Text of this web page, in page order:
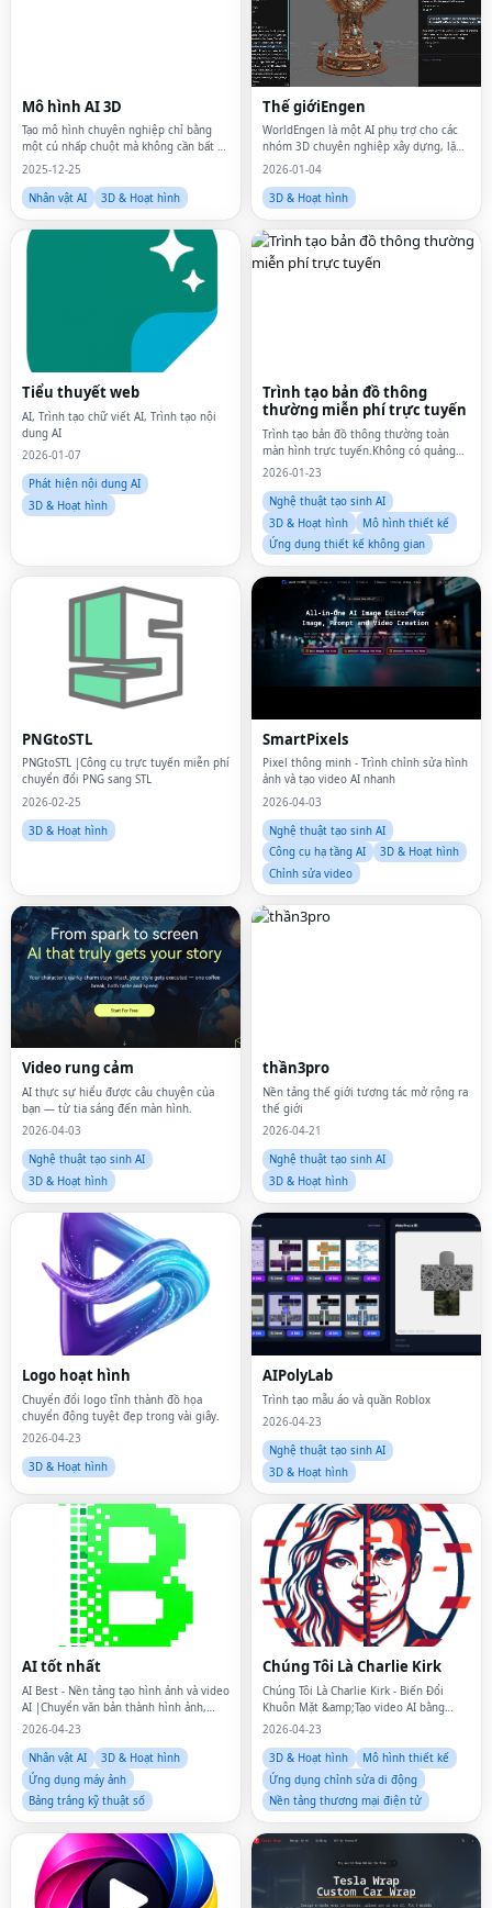
Mô hình AI 3D
Tạo mô hình chuyên nghiệp chỉ bằng
một cú nhấp chuột mà không cần bất kỳ
kỹ năng nào.
2025-12-25
Nhân vật AI
3D & Hoạt hình
Thế giớiEngen
WorldEngen là một AI phụ trợ cho các
nhóm 3D chuyên nghiệp xây dựng, lặp
lại và cung cấp các cảnh 3D đầy đủ chứ
2026-01-04
3D & Hoạt hình
Tiểu thuyết web
AI, Trình tạo chữ viết AI, Trình tạo nội
dung AI
2026-01-07
Phát hiện nội dung AI
3D & Hoạt hình
Trình tạo bản đồ thông
thường miễn phí trực tuyến
Trình tạo bản đồ thông thường toàn
màn hình trực tuyến.Không có quảng
cáo chỉ chảy.
2026-01-23
Nghệ thuật tạo sinh AI
3D & Hoạt hình
Mô hình thiết kế
Ứng dụng thiết kế không gian
PNGtoSTL
PNGtoSTL |Công cụ trực tuyến miễn phí
chuyển đổi PNG sang STL
2026-02-25
3D & Hoạt hình
SmartPixels
Pixel thông minh - Trình chỉnh sửa hình
ảnh và tạo video AI nhanh
2026-04-03
Nghệ thuật tạo sinh AI
Công cụ hạ tầng AI
3D & Hoạt hình
Chỉnh sửa video
Video rung cảm
AI thực sự hiểu được câu chuyện của
bạn — từ tia sáng đến màn hình.
2026-04-03
Nghệ thuật tạo sinh AI
3D & Hoạt hình
thần3pro
Nền tảng thế giới tương tác mở rộng ra
thế giới
2026-04-21
Nghệ thuật tạo sinh AI
3D & Hoạt hình
Logo hoạt hình
Chuyển đổi logo tĩnh thành đồ họa
chuyển động tuyệt đẹp trong vài giây.
2026-04-23
3D & Hoạt hình
AIPolyLab
Trình tạo mẫu áo và quần Roblox
2026-04-23
Nghệ thuật tạo sinh AI
3D & Hoạt hình
AI tốt nhất
AI Best - Nền tảng tạo hình ảnh và video
AI |Chuyển văn bản thành hình ảnh,
hình ảnh thành hình ảnh, tạo video
2026-04-23
Nhân vật AI
3D & Hoạt hình
Ứng dụng máy ảnh
Bảng trắng kỹ thuật số
Chúng Tôi Là Charlie Kirk
Chúng Tôi Là Charlie Kirk - Biến Đổi
Khuôn Mặt &amp;Tạo video AI bằng
công nghệ Kirkify
2026-04-23
3D & Hoạt hình
Mô hình thiết kế
Ứng dụng chỉnh sửa di động
Nền tảng thương mại điện tử